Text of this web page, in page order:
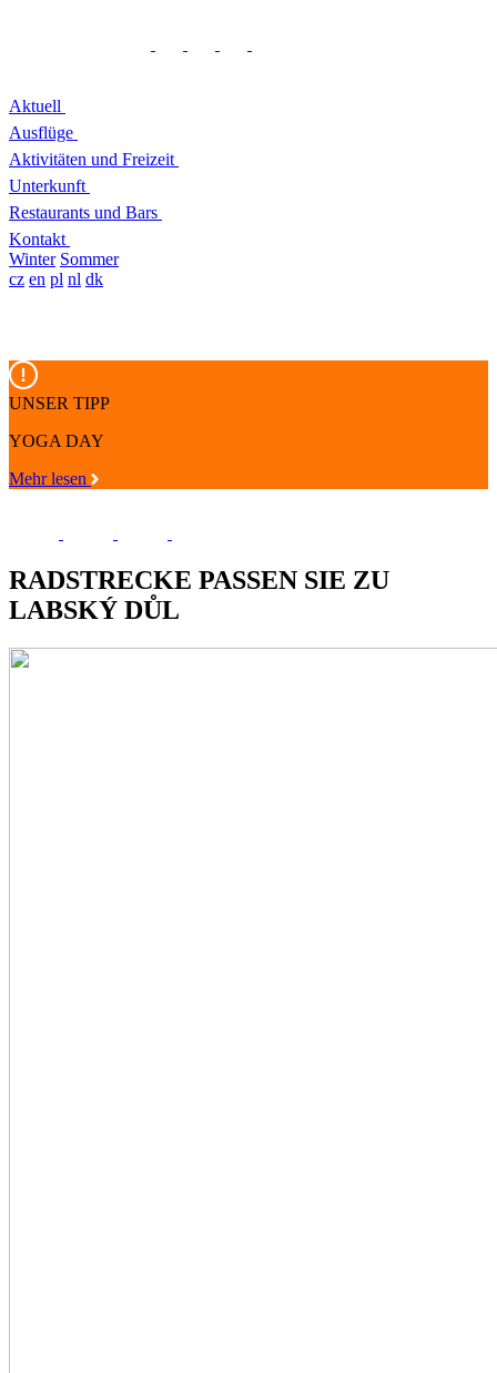
Aktuell
Ausflüge
Aktivitäten und Freizeit
Unterkunft
Restaurants und Bars
Kontakt
Winter Sommer
cz en pl nl dk
UNSER TIPP
YOGA DAY
Mehr lesen
RADSTRECKE PASSEN SIE ZU
LABSKÝ DŮL